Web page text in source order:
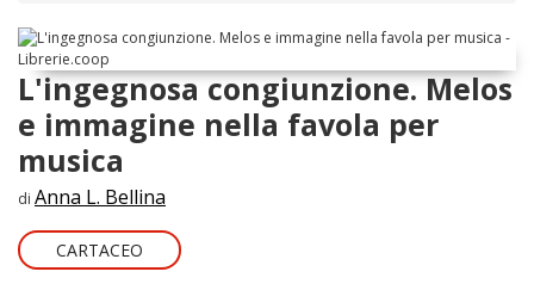
L'ingegnosa congiunzione. Melos
e immagine nella favola per
musica
di Anna L. Bellina
CARTACEO